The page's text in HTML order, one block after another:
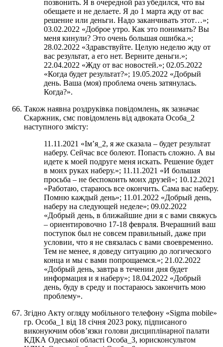
позвонить. Я в очередной раз убедился, что вы
обещаете и не делаете. Я до 1 марта жду от вас
решение или деньги. Надо заканчивать этот…»;
03.02.2022 «Доброе утро. Как это понимать? Вы
меня кинули? Это очень большая ошибка.»;
28.02.2022 «Здравствуйте. Целую неделю жду от
вас результат, а его нет. Верните деньги.»;
22.04.2022 «Жду от вас новостей.»; 02.05.2022
«Когда будет результат?»; 19.05.2022 «Добрый
день. Ваша (моя) проблема очень затянулась.
Когда?».
Також наявна роздруківка повідомлень, як зазначає
Скаржник, смс повідомлень від адвоката Особа_2
наступного змісту:
11.11.2021 «Ім’я_2, я же сказала – будет результат
наберу. Сейчас все болеют. Попасть сложно. А вы
идете к моей подруге меня искать. Решение будет
в моих руках наберу.»; 11.11.2021 «И большая
просьба – не беспокоить моих друзей»; 10.12.2021
«Работаю, стараюсь все окончить. Сама вас наберу.
Помню каждый день»; 11.01.2022 «Добрый день,
наберу на следующей неделе»; 09.02.2022
«Добрый день, в ближайшие дни я с вами свяжусь
– ориентировочно 17-18 февраля. Вчерашний ваш
поступок был не совсем правильный, даже при
условии, что я не связалась с вами своевременно.
Тем не менее, я доведу ситуацию до логического
конца и мы с вами попрощаемся.»; 21.02.2022
«Добрый день, завтра в течении дня будет
информация и я наберу»; 18.04.2022 «Добрый
день, буду в среду и постараюсь закончить мою
проблему».
Згідно Акту огляду мобільного телефону «Sigma mobile»
гр. Особа_1 від 18 січня 2023 року, підписаного
виконуючим обов’язки голови дисциплінарної палати
КДКА Одеської області Особа_3, юрисконсультом